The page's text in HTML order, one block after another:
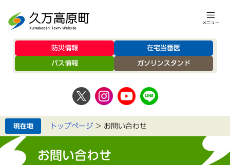
防災情報 在宅当番医
バス情報 ガソリンスタンド
トップページ > お問い合わせ
お問い合わせ